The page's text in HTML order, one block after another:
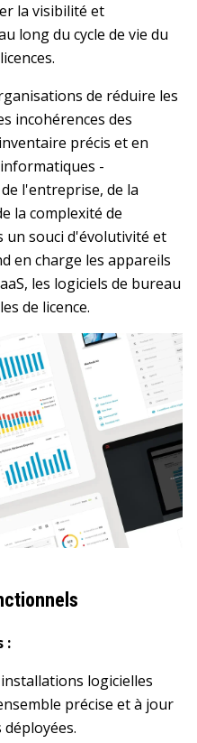
la visibilité et
long du cycle de vie du
de réduire les
incohérences des
précis et en
-
l'entreprise, de la
la complexité de
un souci d'évolutivité et
en charge les appareils
les logiciels de bureau
de licence.
:
logicielles
précise et à jour